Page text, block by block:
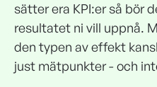
sätter era KPI:er så bör
resultatet ni vill uppnå.
den typen av effekt
just mätpunkter - och